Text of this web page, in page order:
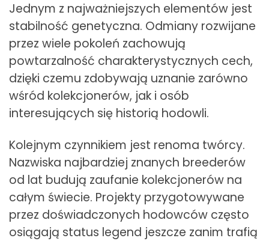
Jednym z najważniejszych elementów jest
stabilność genetyczna. Odmiany rozwijane
przez wiele pokoleń zachowują
powtarzalność charakterystycznych cech,
dzięki czemu zdobywają uznanie zarówno
wśród kolekcjonerów, jak i osób
interesujących się historią hodowli.
Kolejnym czynnikiem jest renoma twórcy.
Nazwiska najbardziej znanych breederów
od lat budują zaufanie kolekcjonerów na
całym świecie. Projekty przygotowywane
przez doświadczonych hodowców często
osiągają status legend jeszcze zanim trafią